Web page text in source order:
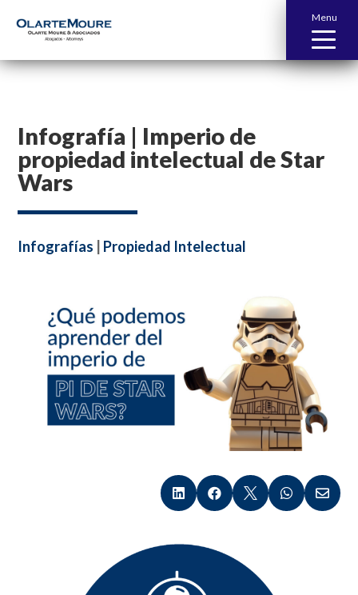
Menu
Infografía | Imperio de
propiedad intelectual de Star
Wars
Infografías Propiedad Intelectual
    